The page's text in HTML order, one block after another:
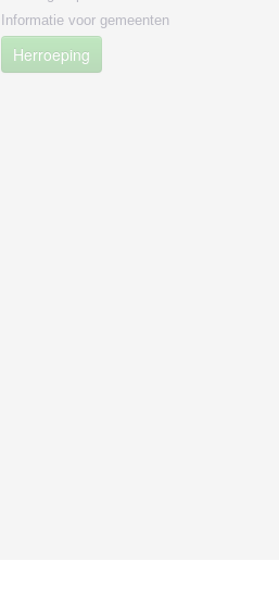
Informatie voor gemeenten
Herroeping